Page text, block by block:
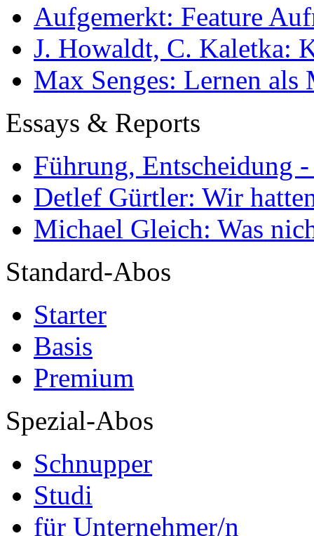
Aufgemerkt: Feature
J. Howaldt, C. Kaletka:
Max Senges: Lernen als
Essays & Reports
Führung, Entscheidung
Detlef Gürtler: Wir
Michael Gleich: Was
Standard-Abos
Starter
Basis
Premium
Spezial-Abos
Schnupper
Studi
für Unternehmer/n